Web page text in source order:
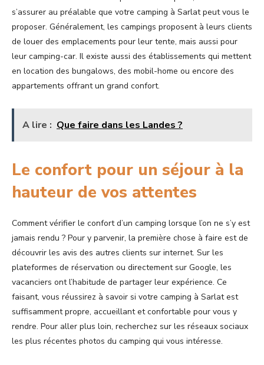
s’assurer au préalable que votre camping à Sarlat peut vous le
proposer. Généralement, les campings proposent à leurs clients
de louer des emplacements pour leur tente, mais aussi pour
leur camping-car. Il existe aussi des établissements qui mettent
en location des bungalows, des mobil-home ou encore des
appartements offrant un grand confort.
A lire : Que faire dans les Landes ?
Le confort pour un séjour à la
hauteur de vos attentes
Comment vérifier le confort d’un camping lorsque l’on ne s’y est
jamais rendu ? Pour y parvenir, la première chose à faire est de
découvrir les avis des autres clients sur internet. Sur les
plateformes de réservation ou directement sur Google, les
vacanciers ont l’habitude de partager leur expérience. Ce
faisant, vous réussirez à savoir si votre camping à Sarlat est
suffisamment propre, accueillant et confortable pour vous y
rendre. Pour aller plus loin, recherchez sur les réseaux sociaux
les plus récentes photos du camping qui vous intéresse.